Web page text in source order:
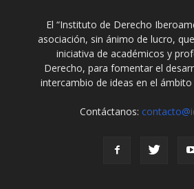
El “Instituto de Derecho
asociación, sin ánimo de lucro,
iniciativa de académicos y
Derecho, para fomentar el
intercambio de ideas en el
Contáctanos: